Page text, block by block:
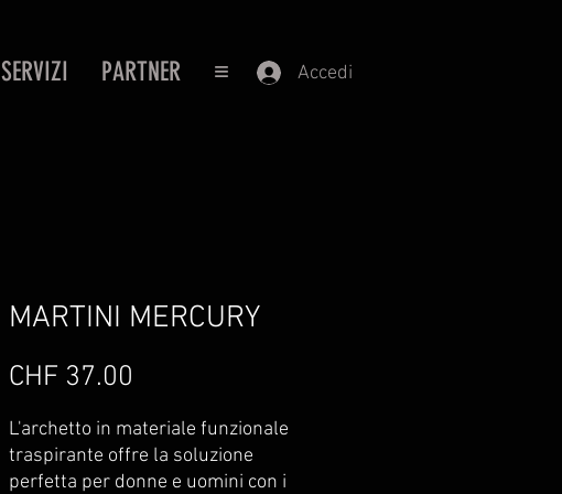
SERVIZI PARTNER ≡ Accedi
MARTINI MERCURY
CHF 37.00
L'archetto in materiale funzionale
traspirante offre la soluzione
perfetta per donne e uomini con i